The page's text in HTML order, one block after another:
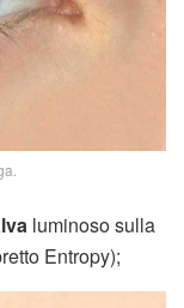
luminoso sulla
Entropy);